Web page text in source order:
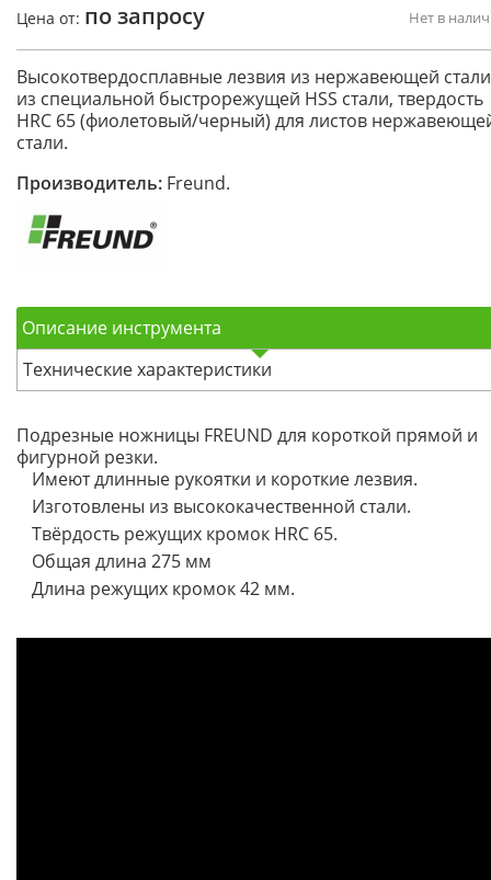
Цена от: по запросу Нет в
Высокотвердосплавные лезвия из нержавеющей стали
из специальной быстрорежущей HSS стали, твердость
НRС 65 (фиолетовый/черный) для листов
стали.
Производитель: Freund.
Описание инструмента
Технические характеристики
Подрезные ножницы FREUND для короткой прямой и
фигурной резки.
Имеют длинные рукоятки и короткие лезвия.
Изготовлены из высококачественной стали.
Твёрдость режущих кромок HRC 65.
Общая длина 275 мм
Длина режущих кромок 42 мм.